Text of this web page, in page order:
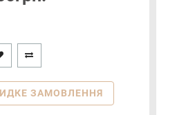
ЗАМОВЛЕННЯ